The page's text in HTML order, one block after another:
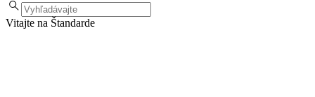
Vitajte na Štandarde